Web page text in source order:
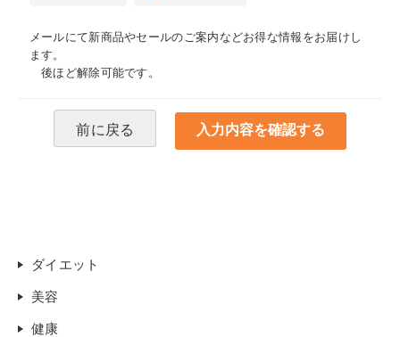
メールにて新商品やセールのご案内などお得な情報をお届けし
ます。
後ほど解除可能です。
前に戻る
ダイエット
美容
健康